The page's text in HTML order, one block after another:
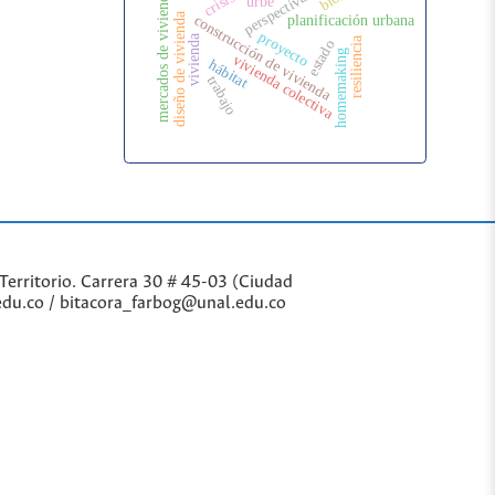
construcción de vivienda
diseño de vivienda homemaking
vivienda colectiva
proyecto
planificación urbana
resiliencia
mercados de vivienda estado
vivienda hábitat
trabajo
Carrera 30 # 45-03 (Ciudad
/ bitacora_farbog@unal.edu.co